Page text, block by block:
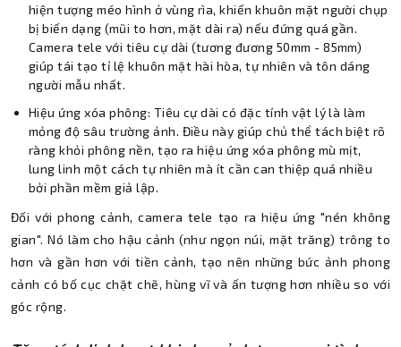
hiện tượng méo hình ở vùng rìa, khiến khuôn mặt người chụp
bị biến dạng (mũi to hơn, mặt dài ra) nếu đứng quá gần.
Camera tele với tiêu cự dài (tương đương 50mm - 85mm)
giúp tái tạo tỉ lệ khuôn mặt hài hòa, tự nhiên và tôn dáng
người mẫu nhất.
Hiệu ứng xóa phông: Tiêu cự dài có đặc tính vật lý là làm
mỏng độ sâu trường ảnh. Điều này giúp chủ thể tách biệt rõ
ràng khỏi phông nền, tạo ra hiệu ứng xóa phông mù mịt,
lung linh một cách tự nhiên mà ít cần can thiệp quá nhiều
bởi phần mềm giả lập.
Đối với phong cảnh, camera tele tạo ra hiệu ứng "nén không
gian". Nó làm cho hậu cảnh (như ngọn núi, mặt trăng) trông to
hơn và gần hơn với tiền cảnh, tạo nên những bức ảnh phong
cảnh có bố cục chặt chẽ, hùng vĩ và ấn tượng hơn nhiều so với
góc rộng.